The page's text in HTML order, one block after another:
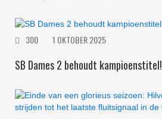
300 1 OKTOBER 2025
SB Dames 2 behoudt kampioenstitel!